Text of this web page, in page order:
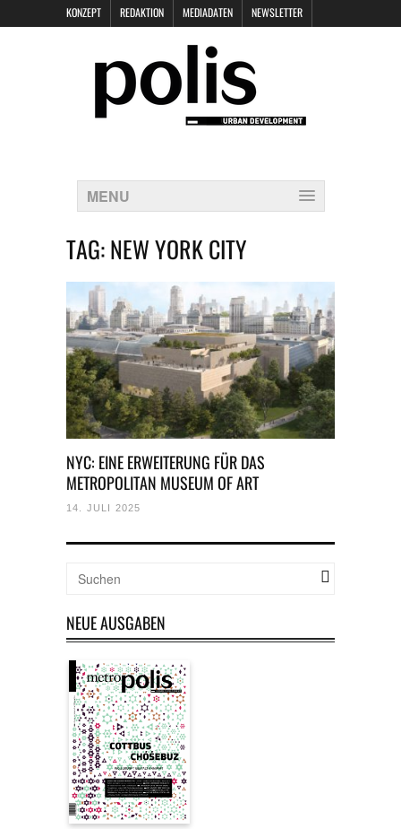
KONZEPT REDAKTION MEDIADATEN NEWSLETTER
DATENSCHUTZ
MENU
TAG:NEW YORK CITY
NYC: EINE ERWEITERUNG FÜR DAS
METROPOLITAN MUSEUM OF ART
14. JULI 2025
NEUE AUSGABEN